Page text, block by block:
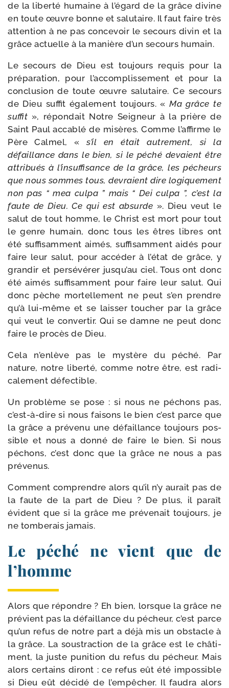
de la liber­té humaine à l’égard de la grâce divine
en toute œuvre bonne et salu­taire. Il faut faire très
atten­tion à ne pas conce­voir le secours divin et la
grâce actuelle à la manière d’un secours humain.
Le secours de Dieu est tou­jours requis pour la
pré­pa­ra­tion, pour l’accomplissement et pour la
conclu­sion de toute œuvre salu­taire. Ce secours
de Dieu suf­fit éga­le­ment tou­jours. « Ma grâce te
suf­fit », répon­dait Notre Seigneur à la prière de
Saint Paul acca­blé de misères. Comme l’affirme le
Père Calmel, « s’il en était autre­ment, si la
défaillance dans le bien, si le péché devaient être
attri­bués à l’insuffisance de la grâce, les pécheurs
que nous sommes tous, devraient dire logi­que­ment
non pas “ mea culpa ” mais “ Dei culpa ”, c’est la
faute de Dieu. Ce qui est absurde ». Dieu veut le
salut de tout homme, le Christ est mort pour tout
le genre humain, donc tous les êtres libres ont
été suf­fi­sam­ment aimés, suf­fi­sam­ment aidés pour
faire leur salut, pour accé­der à l’état de grâce, y
gran­dir et per­sé­vé­rer jusqu’au ciel. Tous ont donc
été aimés suf­fi­sam­ment pour faire leur salut. Qui
donc pèche mor­tel­le­ment ne peut s’en prendre
qu’à lui-​même et se lais­ser tou­cher par la grâce
qui veut le conver­tir. Qui se damne ne peut donc
faire le pro­cès de Dieu.
Cela n’enlève pas le mys­tère du péché. Par
nature, notre liber­té, comme notre être, est radi­
ca­le­ment défectible.
Un pro­blème se pose : si nous ne péchons pas,
c’est-à-dire si nous fai­sons le bien c’est parce que
la grâce a pré­ve­nu une défaillance tou­jours pos­
sible et nous a don­né de faire le bien. Si nous
péchons, c’est donc que la grâce ne nous a pas
prévenus.
Comment com­prendre alors qu’il n’y aurait pas de
la faute de la part de Dieu ? De plus, il paraît
évident que si la grâce me pré­ve­nait tou­jours, je
ne tom­be­rais jamais.
Le péché ne vient que de
l’homme
Alors que répondre ? Eh bien, lorsque la grâce ne
pré­vient pas la défaillance du pécheur, c’est parce
qu’un refus de notre part a déjà mis un obs­tacle à
la grâce. La sous­trac­tion de la grâce est le châ­ti­
ment, la juste puni­tion du refus du pécheur. Mais
alors cer­tains diront : ce refus eût été impos­sible
si Dieu eût déci­dé de l’empêcher. Il fau­dra alors